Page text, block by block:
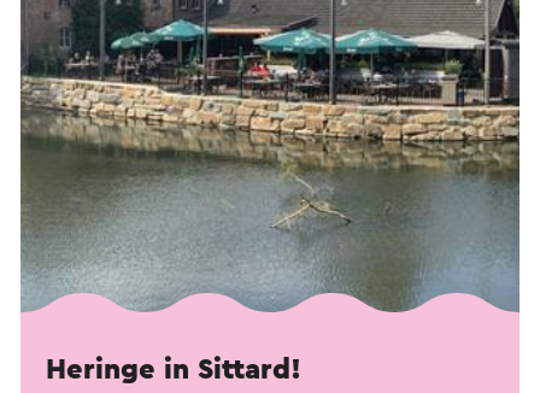
Heringe in Sittard!